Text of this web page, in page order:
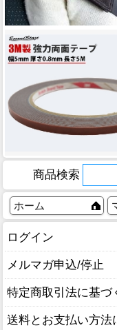
商品検索
ホーム
ログイン
メルマガ申込/停止
特定商取引法に基づ
送料とお支払い方法